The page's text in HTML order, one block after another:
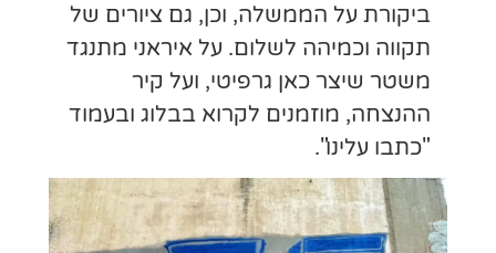
ציורים של
מתנגד
ובעמוד